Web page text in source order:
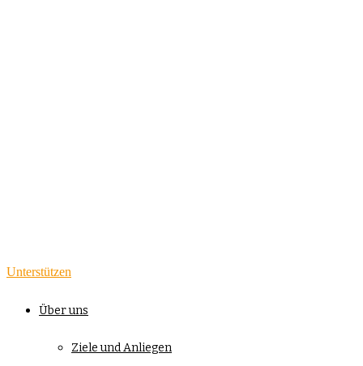
Unterstützen
Über uns
Ziele und Anliegen